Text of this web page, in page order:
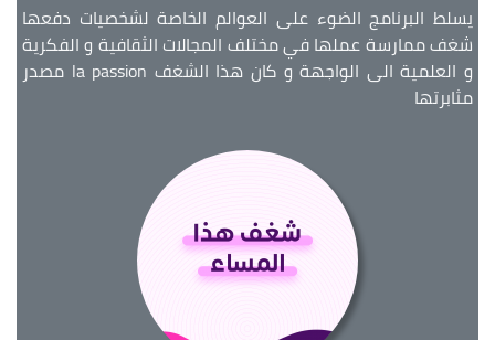
يسلط البرنامج الضوء على العوالم الخاصة لشخصيات دفعها
شغف ممارسة عملها في مختلف المجالات الثقافية و الفكرية
و العلمية الى الواجهة و كان هذا الشغف la passion مصدر
مثابرتها